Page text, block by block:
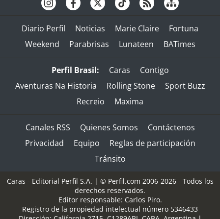
Diario Perfil Noticias Marie Claire
Fortuna
Weekend
Parabrisas Lunateen BATimes
Perfil Brasil: Caras
Contigo
Aventuras Na Historia
Rolling Stone
Sport Buzz
Recreio
Maxima
Canales RSS Quienes Somos
Contáctenos
Privacidad
Equipo
Reglas de participación
Tránsito
Caras - Editorial Perfil S.A. | © Perfil.com 2006-2026 - Todos los
derechos reservados.
Editor responsable: Carlos Piro.
Registro de la propiedad intelectual número 5346433